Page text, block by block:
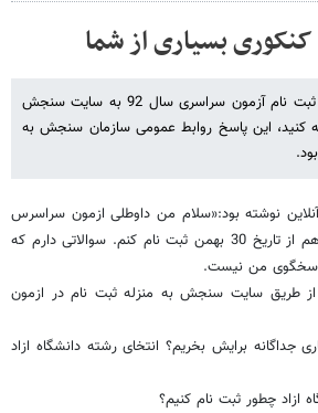
بسیاری از شما
برای اطلاع دقیق از شرایط ثبت نام آزمون سراسری سال 92 به سایت سنجش
کنید، این پاسخ روابط عمومی سازمان سنجش به
نوشته بود:«سلام من داوطلی ازمون سراسرس
سال 92 و هستم و می خواهم از تاریخ 30 بهمن ثبت نام کنم. سوالاتی دارم که
من نیست.
طریق سایت سنجش به منزله ثبت نام در ازمون
جداگانه برایش بخریم؟ انتخای رشته دانشگاه ازاد